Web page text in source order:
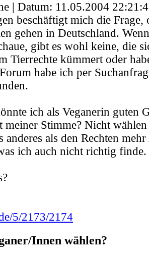
| Datum: 11.05.2004
beschäftigt mich die Frage,
gehen in Deutschland.
gibt es wohl keine, die
Tierrechte kümmert oder
habe ich per
ich als Veganerin guten
meiner Stimme? Nicht
anderes als den Rechten
ich auch nicht richtig finde.
5/2173/2174
Innen wählen?